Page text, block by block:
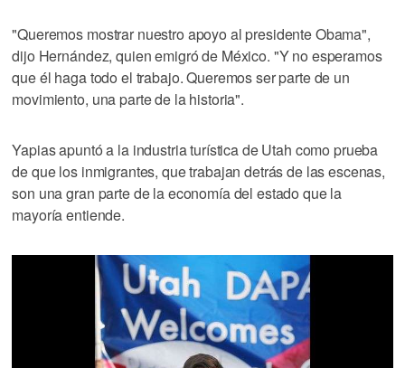
"Queremos mostrar nuestro apoyo al presidente Obama",
dijo Hernández, quien emigró de México. "Y no esperamos
que él haga todo el trabajo. Queremos ser parte de un
movimiento, una parte de la historia".
Yapias apuntó a la industria turística de Utah como prueba
de que los inmigrantes, que trabajan detrás de las escenas,
son una gran parte de la economía del estado que la
mayoría entiende.